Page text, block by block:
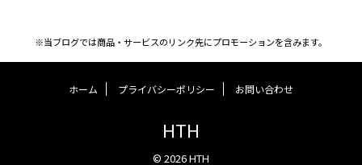
※当ブログでは商品・サービスのリンク先にプロモーションを含みます。
ホーム プライバシーポリシー お問い合わせ
HTH
© 2026 HTH